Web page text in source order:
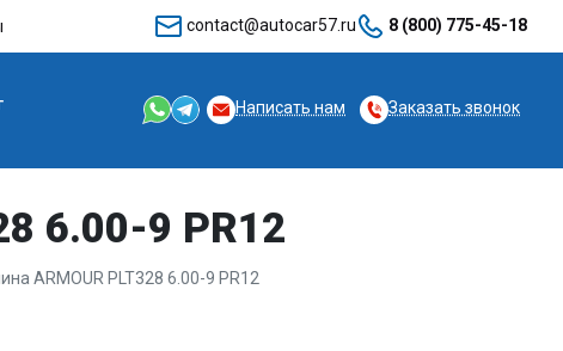
contact@autocar57.ru 8 (800) 775-45-18
Написать нам Заказать звонок
6.00-9 PR12
ARMOUR PLT328 6.00-9 PR12